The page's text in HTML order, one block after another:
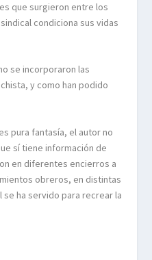
que surgieron entre los
condiciona sus vidas
se incorporaron las
y como han podido
pura fantasía, el autor no
sí tiene información de
en diferentes encierros a
obreros, en distintas
ha servido para recrear la